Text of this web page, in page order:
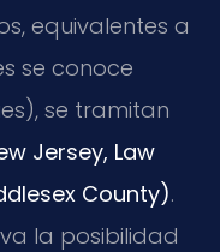
equivalentes a
se conoce
se tramitan
Jersey, Law
County).
la posibilidad